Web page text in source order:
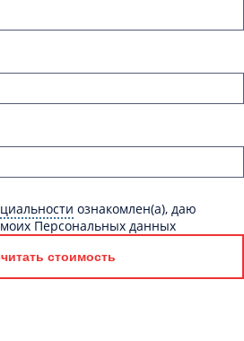
ознакомлен(а), даю
моих Персональных данных
стоимость